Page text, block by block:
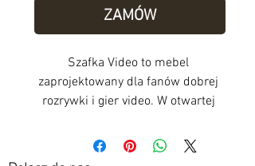
ZAMÓW
Szafka Video to mebel
zaprojektowany dla fanów dobrej
rozrywki i gier video. W otwartej
i sprzęt Hi-Fi, a w pojemnej